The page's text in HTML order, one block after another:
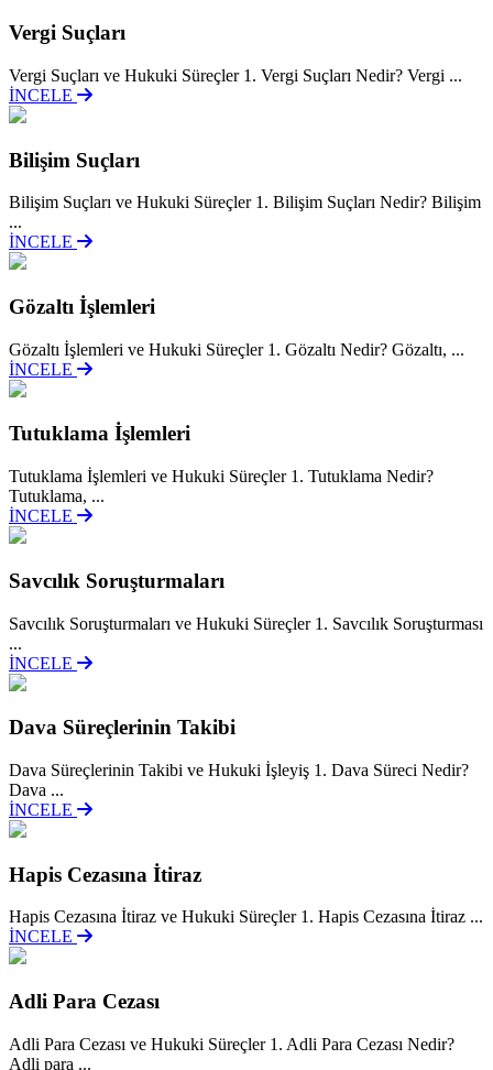
Vergi Suçları
Vergi Suçları ve Hukuki Süreçler 1. Vergi Suçları Nedir? Vergi ...
İNCELE
Bilişim Suçları
Bilişim Suçları ve Hukuki Süreçler 1. Bilişim Suçları Nedir? Bilişim
...
İNCELE
Gözaltı İşlemleri
Gözaltı İşlemleri ve Hukuki Süreçler 1. Gözaltı Nedir? Gözaltı, ...
İNCELE
Tutuklama İşlemleri
Tutuklama İşlemleri ve Hukuki Süreçler 1. Tutuklama Nedir?
Tutuklama, ...
İNCELE
Savcılık Soruşturmaları
Savcılık Soruşturmaları ve Hukuki Süreçler 1. Savcılık Soruşturması
...
İNCELE
Dava Süreçlerinin Takibi
Dava Süreçlerinin Takibi ve Hukuki İşleyiş 1. Dava Süreci Nedir?
Dava ...
İNCELE
Hapis Cezasına İtiraz
Hapis Cezasına İtiraz ve Hukuki Süreçler 1. Hapis Cezasına İtiraz ...
İNCELE
Adli Para Cezası
Adli Para Cezası ve Hukuki Süreçler 1. Adli Para Cezası Nedir?
Adli para ...